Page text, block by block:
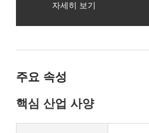
자세히 보기
주요 속성
핵심 산업 사양